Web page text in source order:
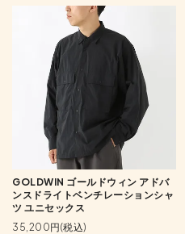
GOLDWIN ゴールドウィン アドバ
ンスドライトベンチレーションシャ
ツ ユニセックス
35,200円(税込)